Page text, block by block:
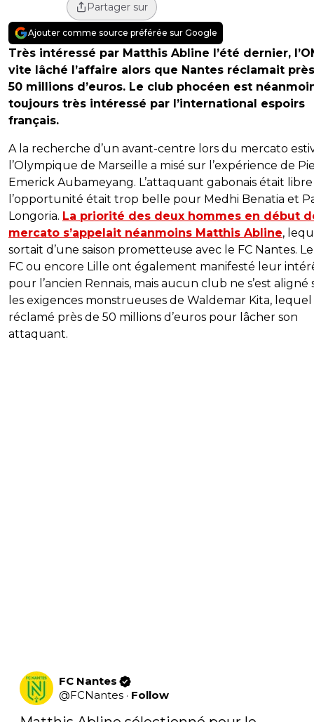
Partager sur
Ajouter comme source préférée sur Google
Très intéressé par Matthis Abline l’été dernier,
vite lâché l’affaire alors que Nantes réclamait
50 millions d’euros. Le club phocéen est
toujours très intéressé par l’international espoirs
français.
A la recherche d’un avant-centre lors du mercato
l’Olympique de Marseille a misé sur l’expérience de
Emerick Aubameyang. L’attaquant gabonais était
l’opportunité était trop belle pour Medhi Benatia et
Longoria. La priorité des deux hommes en début
mercato s’appelait néanmoins Matthis Abline,
sortait d’une saison prometteuse avec le FC Nantes.
FC ou encore Lille ont également manifesté leur
pour l’ancien Rennais, mais aucun club ne s’est aligné
les exigences monstrueuses de Waldemar Kita, lequel
réclamé près de 50 millions d’euros pour lâcher son
attaquant.
FC Nantes
@FCNantes · Follow